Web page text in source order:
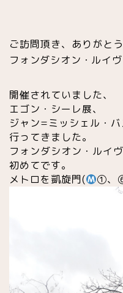
ご訪問頂き、ありがと
フォンダシオン・ルイ
開催されていました、
エゴン・シーレ展、
ジャン=ミッシェル・バ
行ってきました。
フォンダシオン・ルイ
初めてです。
メトロを凱旋門(
①、